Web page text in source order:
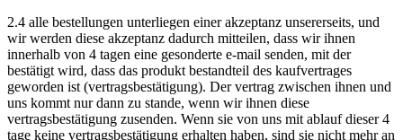
2.4 alle bestellungen unterliegen einer akzeptanz unsererseits, und
wir werden diese akzeptanz dadurch mitteilen, dass wir ihnen
innerhalb von 4 tagen eine gesonderte e-mail senden, mit der
bestätigt wird, dass das produkt bestandteil des kaufvertrages
geworden ist (vertragsbestätigung). Der vertrag zwischen ihnen und
uns kommt nur dann zu stande, wenn wir ihnen diese
vertragsbestätigung zusenden. Wenn sie von uns mit ablauf dieser 4
tage keine vertragsbestätigung erhalten haben, sind sie nicht mehr an